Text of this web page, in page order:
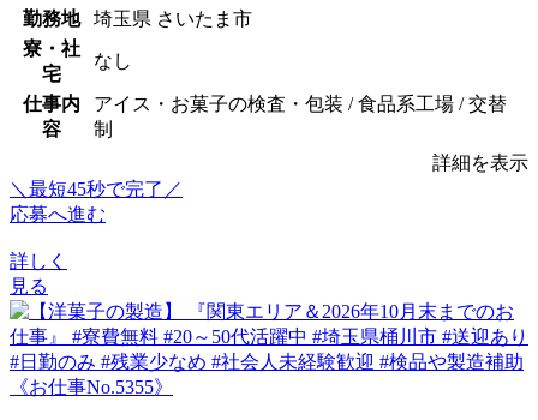
勤務地
埼玉県 さいたま市
寮・社
宅
なし
仕事内
容
アイス・お菓子の検査・包装 / 食品系工場 / 交替
制
詳細を表示
＼最短45秒で完了／
応募へ進む
詳しく
見る